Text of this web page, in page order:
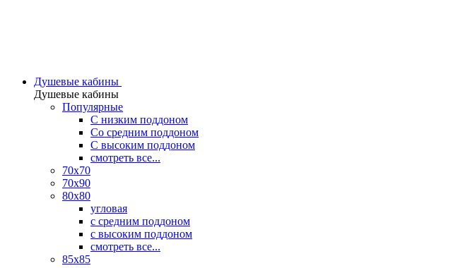
Душевые кабины
Душевые кабины
Популярные
C низким поддоном
Со средним поддоном
С высоким поддоном
смотреть все...
70х70
70х90
80х80
угловая
с средним поддоном
с высоким поддоном
смотреть все...
85х85